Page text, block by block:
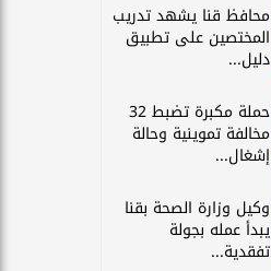
محافظ قنا يشهد تدريب
المختصين على تطبيق
دليل...
حملة مكبرة تضبط 32
مخالفة تموينية وحالة
إشغال...
وكيل وزارة الصحة بقنا
يبدأ عمله بجولة
تفقدية...